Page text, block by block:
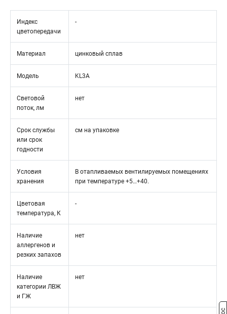
Индекс
цветопередачи
-
Материал цинковый сплав
Модель KL3A
Световой
поток, лм
нет
Срок службы
или срок
годности
см на упаковке
Условия
хранения
В отапливаемых вентилируемых помещениях
при температуре +5…+40.
Цветовая
температура, К
-
Наличие
аллергенов и
резких запахов
нет
Наличие
категории ЛВЖ
и ГЖ
нет